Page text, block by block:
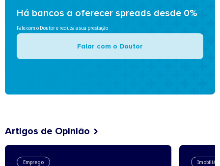
Há bancos a oferecer spreads desde 0%
Fale com o Doutor e reduza a sua prestação
Falar com o Doutor
Artigos de Opinião
Emprego